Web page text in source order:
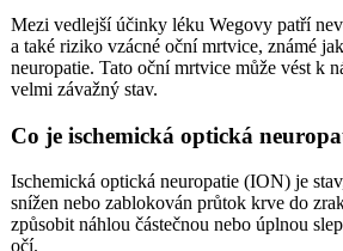
Mezi vedlejší účinky léku Wegovy patří
a také riziko vzácné oční mrtvice, známé
neuropatie. Tato oční mrtvice může vést k
velmi závažný stav.
Co je ischemická optická
Ischemická optická neuropatie (ION) je
snížen nebo zablokován průtok krve do
způsobit náhlou částečnou nebo úplnou
očí.